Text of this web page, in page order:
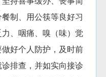
制、用公筷等良好习
、咽痛、嗅（味）觉
好个人防护，及时前
排查，并如实向接诊